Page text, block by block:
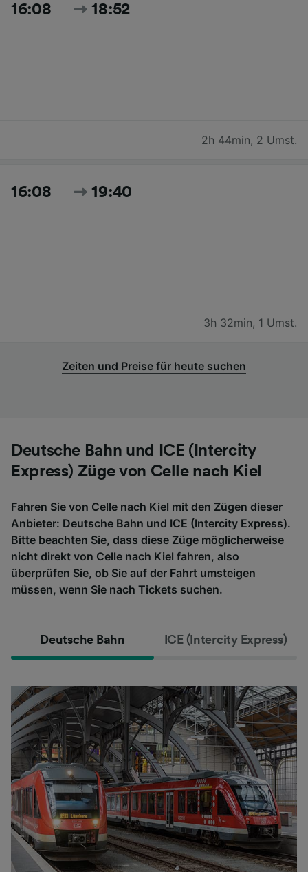
16:08 18:52
2h 44min, 2 Umst.
16:08 19:40
3h 32min, 1 Umst.
Zeiten und Preise für heute suchen
Deutsche Bahn und ICE (Intercity
Express) Züge von Celle nach Kiel
Fahren Sie von Celle nach Kiel mit den Zügen dieser
Anbieter: Deutsche Bahn und ICE (Intercity Express).
Bitte beachten Sie, dass diese Züge möglicherweise
nicht direkt von Celle nach Kiel fahren, also
überprüfen Sie, ob Sie auf der Fahrt umsteigen
müssen, wenn Sie nach Tickets suchen.
Deutsche Bahn ICE (Intercity Express)